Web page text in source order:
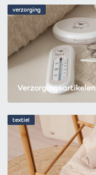
verzorging
Verzorgingsartikelen
textiel